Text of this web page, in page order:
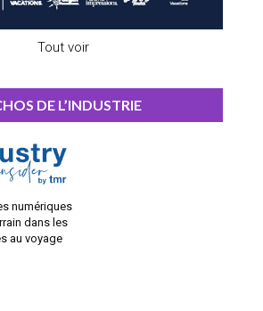
Tout voir
DE L’INDUSTRIE
numériques
dans les
au voyage